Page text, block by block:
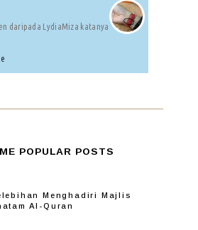
daripada LydiaMiza katanya
POPULAR POSTS
Menghadiri Majlis
Al-Quran